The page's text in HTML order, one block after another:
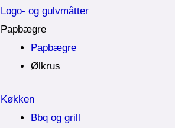
Logo- og gulvmåtter
Papbægre
Papbægre
Ølkrus
Køkken
Bbq og grill